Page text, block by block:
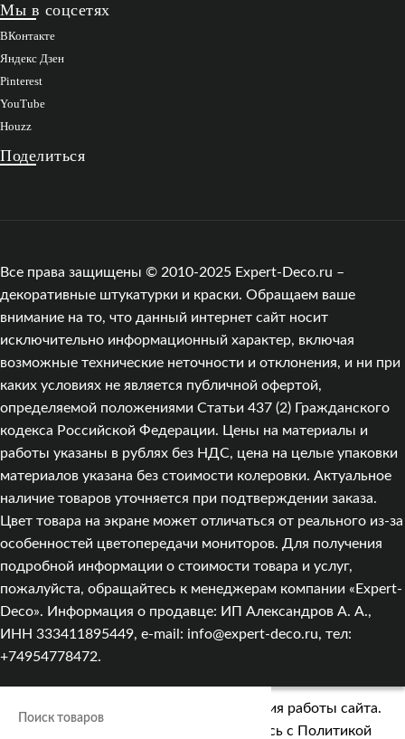
Мы в соцсетях
ВКонтакте
Яндекс Дзен
Pinterest
YouTube
Houzz
Поделиться
Все права защищены © 2010-2025 Expert-Deco.ru –
декоративные штукатурки и краски. Обращаем ваше
внимание на то, что данный интернет сайт носит
исключительно информационный характер, включая
возможные технические неточности и отклонения, и ни при
каких условиях не является публичной офертой,
определяемой положениями Статьи 437 (2) Гражданского
кодекса Российской Федерации. Цены на материалы и
работы указаны в рублях без НДС, цена на целые упаковки
материалов указана без стоимости колеровки. Актуальное
наличие товаров уточняется при подтверждении заказа.
Цвет товара на экране может отличаться от реального из‑за
особенностей цветопередачи мониторов. Для получения
подробной информации о стоимости товара и услуг,
пожалуйста, обращайтесь к менеджерам компании «Expert-
Deco». Информация о продавце: ИП Александров А. А.,
ИНН 333411895449, e-mail: info@expert-deco.ru, тел:
+74954778472.
Мы используем cookies для улучшения работы сайта.
Оставаясь на сайте, вы соглашаетесь с Политикой